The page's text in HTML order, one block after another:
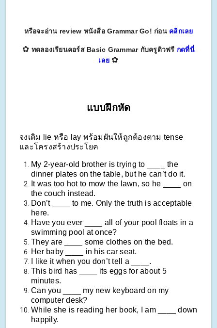
หรือจะอ่าน review หนังสือ Grammar Go! ก่อน คลิกเลย
✿ ทดลองเรียนคอร์ส Basic Grammar กับครูดิวฟรี กดที่นี่
เลย ✿
แบบฝึกหัด
จงเติม lie หรือ lay พร้อมผันให้ถูกต้องตาม tense
และโครงสร้างประโยค
My 2-year-old brother is trying to ____ the
dinner plates on the table, but he can’t do it.
It was too hot to mow the lawn, so he ____ on
the couch instead.
Don’t ____ to me. Only the truth is acceptable
here.
Have you ever ____ all of your pool floats in a
swimming pool at once?
They are ____ some clothes on the bed.
Her baby ____ in his car seat.
I like it when you don’t tell a ____.
This bird has ____ its eggs for about 5
minutes.
Can you ____ my new keyboard on my
computer desk?
While she is reading her book, I am ____ down
happily.